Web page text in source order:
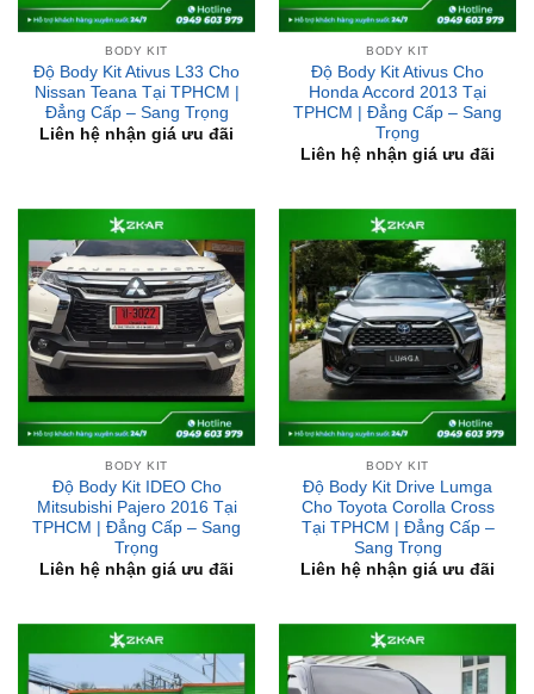
Độ Body Kit Ativus L33 Cho
Nissan Teana Tại TPHCM |
Đẳng Cấp – Sang Trọng
Liên hệ nhận giá ưu đãi
Độ Body Kit Ativus Cho
Honda Accord 2013 Tại
TPHCM | Đẳng Cấp – Sang
Trọng
Liên hệ nhận giá ưu đãi
BODY KIT
Độ Body Kit IDEO Cho
Mitsubishi Pajero 2016 Tại
TPHCM | Đẳng Cấp – Sang
Trọng
Liên hệ nhận giá ưu đãi
BODY KIT
Độ Body Kit Drive Lumga
Cho Toyota Corolla Cross
Tại TPHCM | Đẳng Cấp –
Sang Trọng
Liên hệ nhận giá ưu đãi